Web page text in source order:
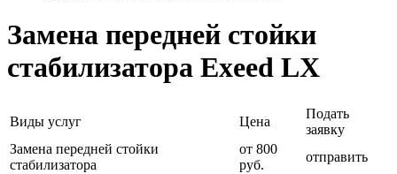
Замена передней стойки
стабилизатора Exeed LX
Виды услуг Цена
Подать
заявку
Замена передней стойки
стабилизатора
от 800
руб.
отправить